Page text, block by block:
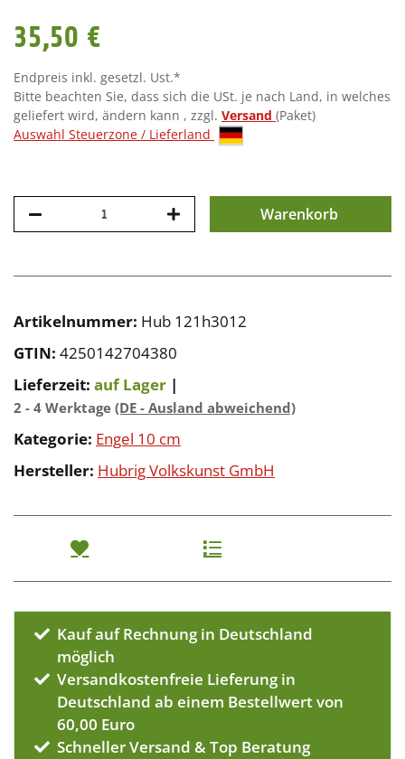
35,50 €
Endpreis inkl. gesetzl. Ust.*
Bitte beachten Sie, dass sich die USt. je nach Land, in welches
geliefert wird, ändern kann , zzgl. Versand (Paket)
Auswahl Steuerzone / Lieferland
Warenkorb
Artikelnummer: Hub 121h3012
GTIN: 4250142704380
Lieferzeit: auf Lager |
2 - 4 Werktage (DE - Ausland abweichend)
Kategorie: Engel 10 cm
Hersteller: Hubrig Volkskunst GmbH
Kauf auf Rechnung in Deutschland
möglich
Versandkostenfreie Lieferung in
Deutschland ab einem Bestellwert von
60,00 Euro
Schneller Versand & Top Beratung